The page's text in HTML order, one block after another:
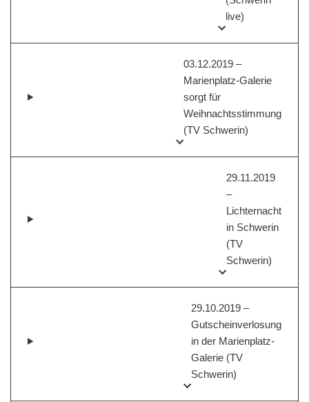
live)
03.12.2019 –
Marienplatz-Galerie
sorgt für
Weihnachtsstimmung
(TV Schwerin)
29.11.2019
–
Lichternacht
in Schwerin
(TV
Schwerin)
29.10.2019 –
Gutscheinverlosung
in der Marienplatz-
Galerie (TV
Schwerin)